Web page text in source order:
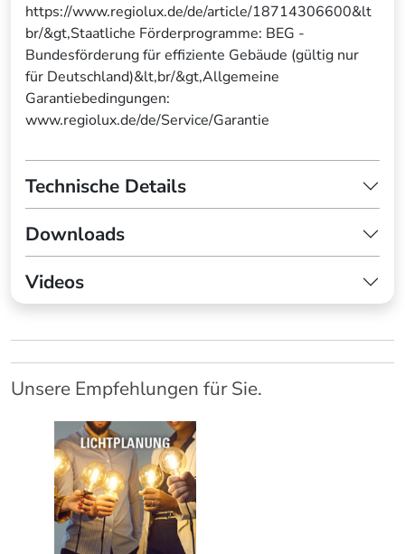
https://www.regiolux.de/de/article/18714306600&lt
br/&gt,Staatliche Förderprogramme: BEG -
Bundesförderung für effiziente Gebäude (gültig nur
für Deutschland)&lt,br/&gt,Allgemeine
Garantiebedingungen:
www.regiolux.de/de/Service/Garantie
Technische Details
Downloads
Videos
Unsere Empfehlungen für Sie.